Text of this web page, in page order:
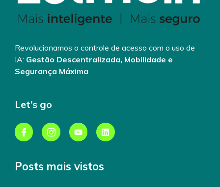
Revolucionamos o controle de acesso com o uso de
IA: Gestão Descentralizada, Mobilidade e
Segurança Máxima
Let’s go
Posts mais vistos